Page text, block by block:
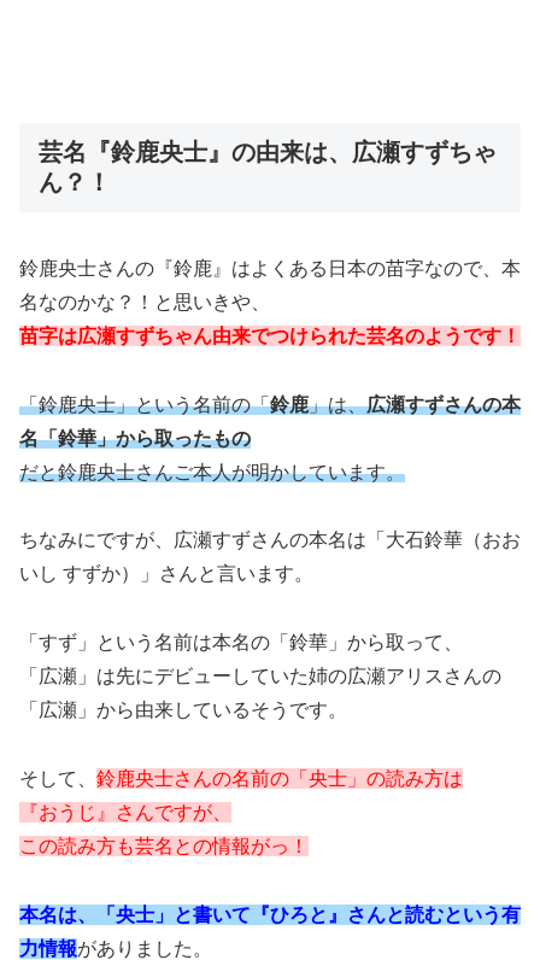
芸名『鈴鹿央士』の由来は、広瀬すずちゃ
ん？！
鈴鹿央士さんの『鈴鹿』はよくある日本の苗字なので、本
名なのかな？！と思いきや、
苗字は広瀬すずちゃん由来でつけられた芸名のようです！
「鈴鹿央士」という名前の「鈴鹿」は、広瀬すずさんの本
名「鈴華」から取ったもの
だと鈴鹿央士さんご本人が明かしています。
ちなみにですが、広瀬すずさんの本名は「大石鈴華（おお
いし すずか）」さんと言います。
「すず」という名前は本名の「鈴華」から取って、
「広瀬」は先にデビューしていた姉の広瀬アリスさんの
「広瀬」から由来しているそうです。
そして、 鈴鹿央士さんの名前の「央士」の読み方は
『おうじ』さんですが、
この読み方も芸名との情報がっ！
本名は、「央士」と書いて『ひろと』さんと読むという有
力情報がありました。